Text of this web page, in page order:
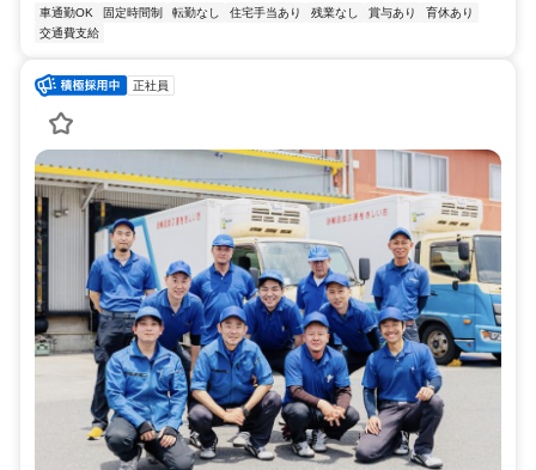
車通勤OK 固定時間制 転勤なし 住宅手当あり 残業なし 賞与あり
育休あり
交通費支給
正社員